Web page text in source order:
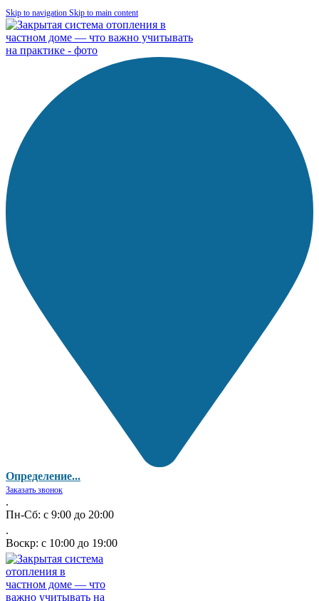
Skip to navigation Skip to main content
Определение...
Заказать звонок
.
Пн-Сб: с 9:00 до 20:00
.
Воскр: с 10:00 до 19:00